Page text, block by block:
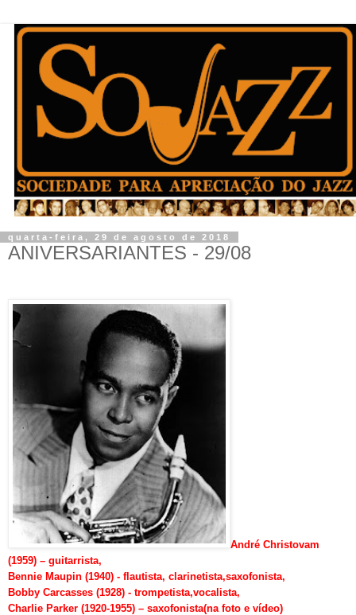
quarta-feira, 29 de agosto de 2018
ANIVERSARIANTES - 29/08
André Christovam
(1959) – guitarrista,
Bennie Maupin (1940) - flautista, clarinetista,saxofonista,
Bobby Carcasses (1928) - trompetista,vocalista,
Charlie Parker (1920-1955) – saxofonista(na foto e vídeo)